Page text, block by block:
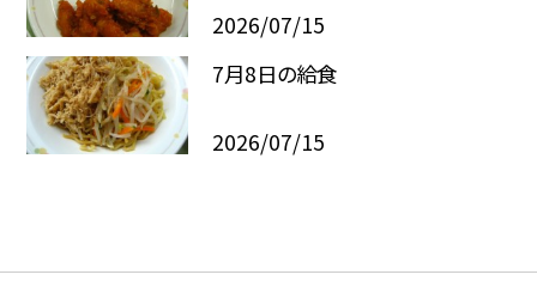
2026/07/15
7月8日の給食
2026/07/15